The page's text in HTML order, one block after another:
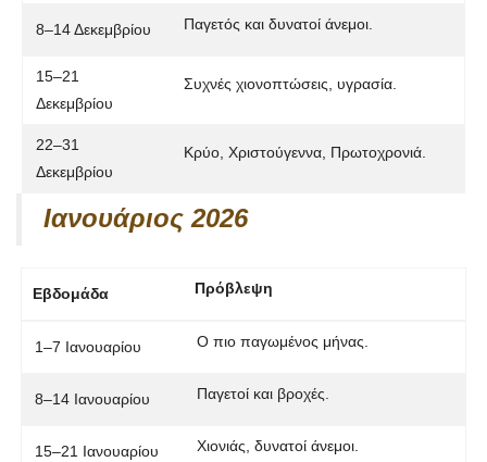
8–14 Δεκεμβρίου Παγετός και δυνατοί άνεμοι.
15–21
Δεκεμβρίου
Συχνές χιονοπτώσεις, υγρασία.
22–31
Δεκεμβρίου
Κρύο, Χριστούγεννα, Πρωτοχρονιά.
Ιανουάριος 2026
Εβδομάδα Πρόβλεψη
1–7 Ιανουαρίου Ο πιο παγωμένος μήνας.
8–14 Ιανουαρίου Παγετοί και βροχές.
15–21 Ιανουαρίου Χιονιάς, δυνατοί άνεμοι.